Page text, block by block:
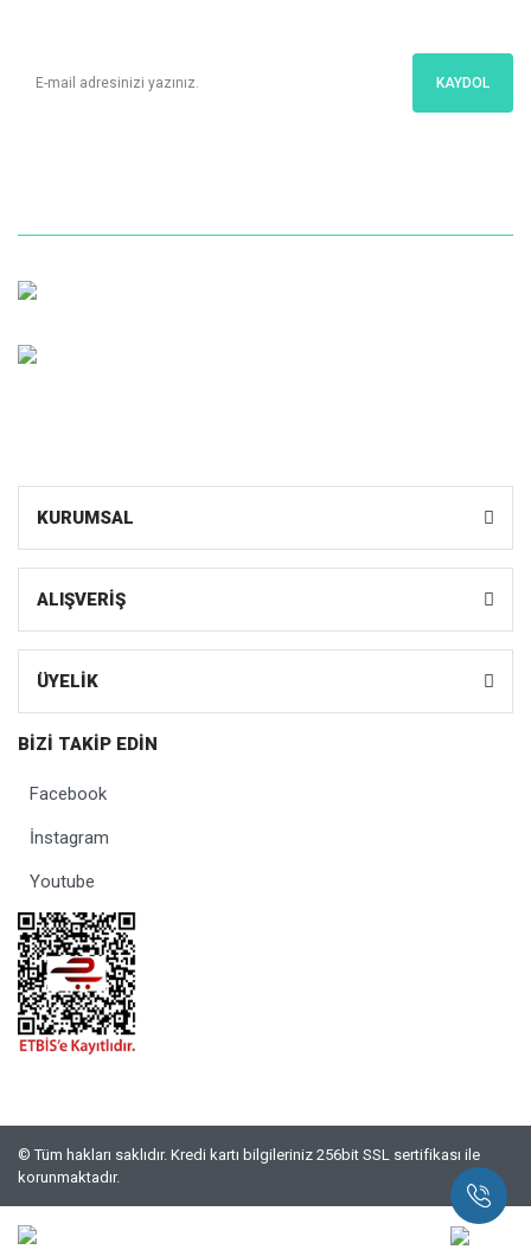
KAYDOL
KURUMSAL
ALIŞVERİŞ
ÜYELİK
BİZİ TAKİP EDİN
Facebook
İnstagram
Youtube
© Tüm hakları saklıdır. Kredi kartı bilgileriniz 256bit SSL sertifikası ile
korunmaktadır.